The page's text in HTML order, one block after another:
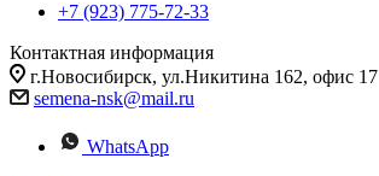
+7 (923) 775-72-33
Контактная информация
г.Новосибирск, ул.Никитина 162, офис 17
semena-nsk@mail.ru
WhatsApp